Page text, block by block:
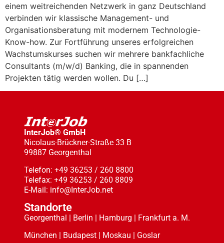
einem weitreichenden Netzwerk in ganz Deutschland
verbinden wir klassische Management- und
Organisationsberatung mit modernem Technologie-
Know-how. Zur Fortführung unseres erfolgreichen
Wachstumskurses suchen wir mehrere bankfachliche
Consultants (m/w/d) Banking, die in spannenden
Projekten tätig werden wollen. Du […]
InterJob® GmbH
Nicolaus-Brückner-Straße 33 B
99887 Georgenthal
Telefon: +49 36253 / 260 8800
Telefax: +49 36253 / 260 8809
E-Mail: info@InterJob.net
Standorte
Georgenthal | Berlin | Hamburg | Frankfurt a. M.
München | Budapest | Moskau | Goslar